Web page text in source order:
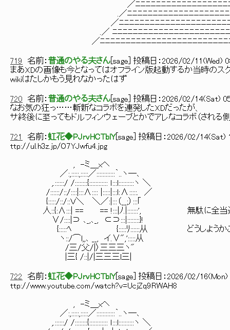
／ﾆﾆﾆﾆﾆﾆﾆﾆﾆﾆﾆﾆﾆﾆﾆﾆﾆﾆﾆﾆﾆﾆﾆﾆ
.／ﾆﾆﾆﾆﾆﾆﾆﾆﾆﾆﾆﾆﾆﾆﾆﾆﾆﾆﾆﾆﾆﾆﾆﾆﾆ
／ﾆﾆﾆﾆﾆﾆﾆﾆﾆﾆﾆﾆﾆﾆﾆﾆﾆﾆﾆﾆﾆﾆﾆﾆﾆﾆ
.／ ﾆﾆﾆﾆﾆﾆﾆﾆﾆﾆﾆﾆﾆﾆﾆﾆﾆﾆﾆﾆﾆﾆﾆﾆﾆﾆ
／ﾆﾆﾆﾆﾆﾆﾆﾆﾆﾆﾆﾆﾆﾆﾆﾆﾆﾆﾆﾆﾆﾆﾆﾆﾆﾆﾆﾆ
719 名前： 普通のやる夫さん sage ] 投稿日： 2026/02/11(Wed)
まあXDの画像も今となってはオフライン版起動するか当時のス
wikiはたしかもう見れなかったはず
720 名前： 普通のやる夫さん sage ] 投稿日： 2026/02/14(Sat)
なお気の狂っ……斬新なコラボを連発したXDだったが、
サ終後に至ってもドルフィンウェーブとかでアレなコラボ（される
721 名前： 虹花◆PJrvHCTblY[ sage ] 投稿日： 2026/02/14(Sat)
ttp://ul.h3z.jp/O7YJwfu4.jpg
, -ミ＿xヘ
／:,:::::,:::::／::::::::::::｀..ヽ―､
,.::::::/ /::::::::{:::::::::::: ｌ:::l::::::::::ヽ ＼
/::::::/::/::::|:::∧:::: |:::::|:::l: ∧ :::::. ／
{:::::/::/::Ｖ＼ ＼／:|::: （__;） :::｢
人::{:∧:::| == == !:::|ﾉ.|:::::::', 無駄に全当選して
∨/::::|⊃ ､_,､_, ⊂⊃:::|::::::::}!
{:::::ﾍ {:::::ﾘ::::::从 どうしようかこ
ヽ::/⌒l,,､ __, イ.∨",':::::从
/三/父/|〉三三三ヽ"
|三{ /::|/|三三三l三|
722 名前： 虹花◆PJrvHCTblY[ sage ] 投稿日： 2026/02/16(Mon)
ttp://www.youtube.com/watch?v=UcjZq9RWAH8
, -ミ＿xヘ
／:,:::::,:::::／::::::::::::｀..ヽ―､
,.::::::/ /::::::::{:::::::::::: ｌ:::l::::::::::ヽ ＼